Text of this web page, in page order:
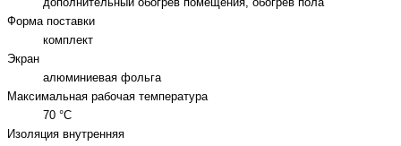
дополнительный обогрев помещения, обогрев пола
Форма поставки
комплект
Экран
алюминиевая фольга
Максимальная рабочая температура
70 °C
Изоляция внутренняя